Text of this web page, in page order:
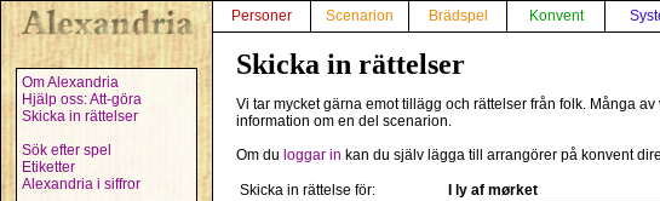
Om Alexandria
Hjälp oss: Att-göra
Skicka in rättelser
Sök efter spel
Etiketter
Alexandria i siffror
Personer Scenarion Brädspel Konvent
Skicka in rättelser
Vi tar mycket gärna emot tillägg och rättelser från folk. Många
information om en del scenarion.
Om du loggar in kan du själv lägga till arrangörer på konvent
Skicka in rättelse för:
I ly af mørket